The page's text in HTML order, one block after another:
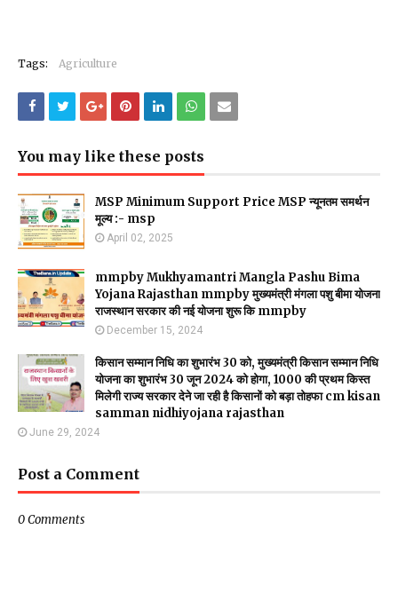
Tags: Agriculture
You may like these posts
MSP Minimum Support Price MSP न्यूनतम समर्थन
मूल्य :- msp
April 02, 2025
mmpby Mukhyamantri Mangla Pashu Bima
Yojana Rajasthan mmpby मुख्यमंत्री मंगला पशु बीमा योजना
राजस्थान सरकार की नई योजना शुरू कि mmpby
December 15, 2024
किसान सम्मान निधि का शुभारंभ 30 को, मुख्यमंत्री किसान सम्मान निधि
योजना का शुभारंभ 30 जून 2024 को होगा, 1000 की प्रथम किस्त
मिलेगी राज्य सरकार देने जा रही है किसानों को बड़ा तोहफा cm kisan
samman nidhiyojana rajasthan
June 29, 2024
Post a Comment
0 Comments